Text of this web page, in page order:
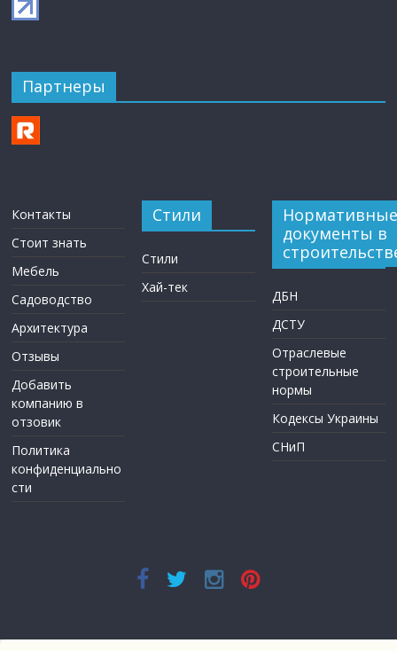
Партнеры
Контакты
Стоит знать
Мебель
Садоводство
Архитектура
Отзывы
Добавить
компанию в
отзовик
Политика
конфиденциально
сти
Стили
Стили
Хай-тек
Нормативные
документы в
ДБН
ДСТУ
Отраслевые
строительные
нормы
Кодексы Украины
СНиП